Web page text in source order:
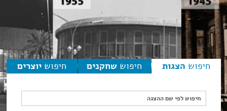
חיפוש הצגות חיפוש שחקנים חיפוש יוצרים
חיפוש לפי שם ההצגה